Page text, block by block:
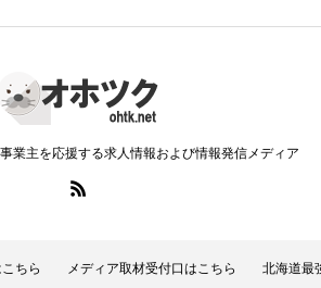
業主を応援する求人情報および情報発信メディア
ちら メディア取材受付口はこちら 北海道最